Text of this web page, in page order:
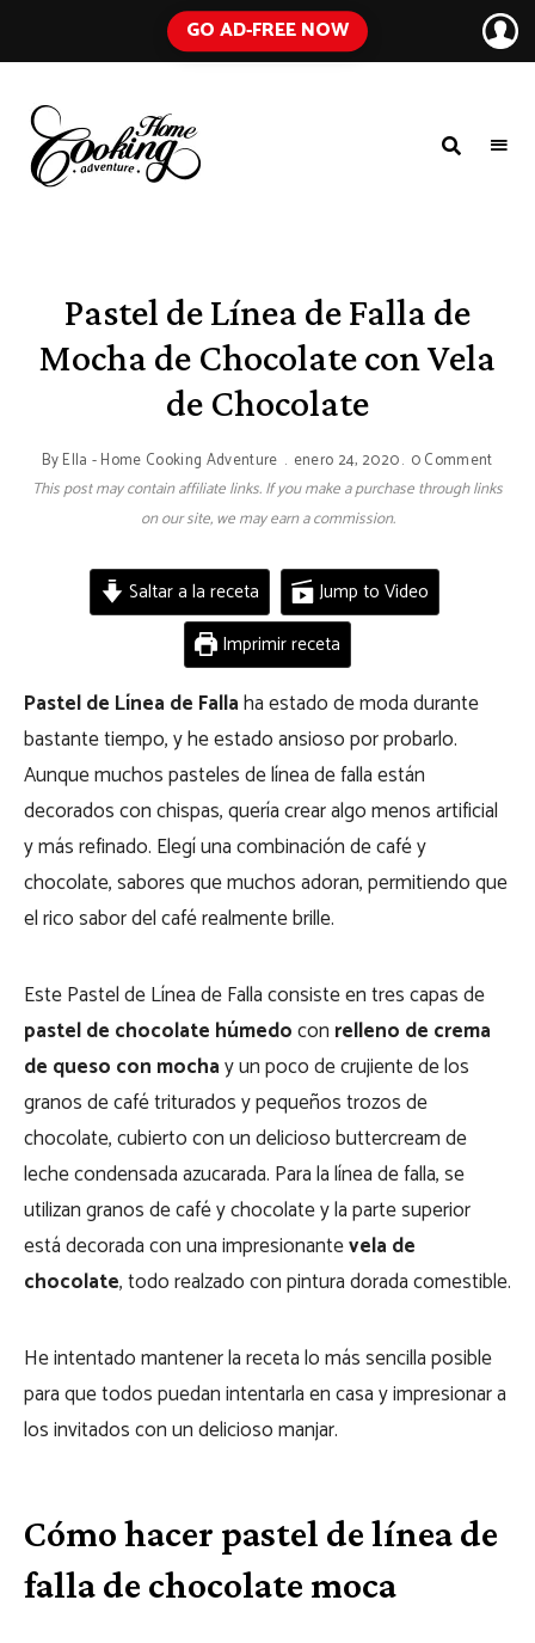
GO AD-FREE NOW
Everyday
IngredientsPastel de Línea de Falla de
Mocha de Chocolate con Vela
de Chocolate
ByElla - Home Cooking Adventure enero 24, 2020 0 Comment
This post may contain affiliate links. If you make a purchase through links
on our site, we may earn a commission.
Saltar a la receta
Jump to Video
Imprimir receta
Pastel de Línea de Fallaha estado de moda durante
bastante tiempo, y he estado ansioso por probarlo.
Aunque muchos pasteles de línea de falla están
decorados con chispas, quería crear algo menos artificial
y más refinado. Elegí una combinación de café y
chocolate, sabores que muchos adoran, permitiendo que
el rico sabor del café realmente brille.
Este Pastel de Línea de Falla consiste en tres capas de
pastel de chocolate húmedocon relleno de crema
de queso con mochay un poco de crujiente de los
granos de café triturados y pequeños trozos de
chocolate, cubierto con un delicioso buttercream de
leche condensada azucarada. Para la línea de falla, se
utilizan granos de café y chocolate y la parte superior
está decorada con una impresionantevela de
chocolate, todo realzado con pintura dorada comestible.
He intentado mantener la receta lo más sencilla posible
para que todos puedan intentarla en casa y impresionar a
los invitados con un delicioso manjar.
Cómo hacer pastel de línea de
falla de chocolate moca